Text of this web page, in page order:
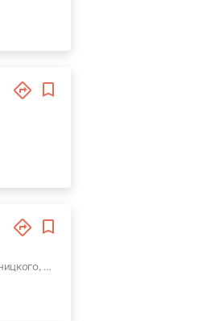
г. Днепр, проспект Богдана Хмельницкого, 40м